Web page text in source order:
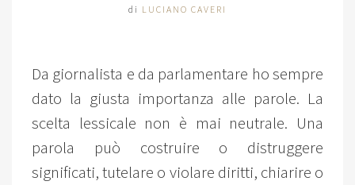
di LUCIANO CAVERI
Da giornalista e da parlamentare ho sempre
dato la giusta importanza alle parole. La
scelta lessicale non è mai neutrale. Una
parola può costruire o distruggere
significati, tutelare o violare diritti, chiarire o